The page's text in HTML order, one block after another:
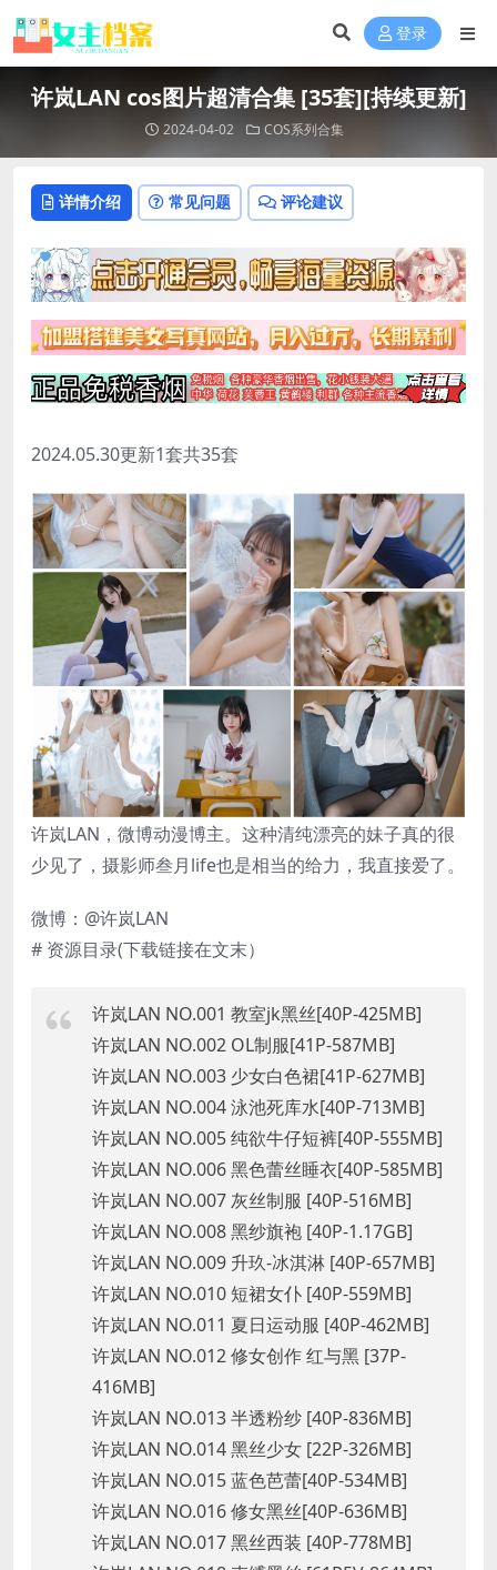
登录
许岚LAN cos图片超清合集 [35套][持续更新]
2024-04-02 COS系列合集
详情介绍 常见问题 评论建议
2024.05.30更新1套共35套
许岚LAN，微博动漫博主。这种清纯漂亮的妹子真的很
少见了，摄影师叁月life也是相当的给力，我直接爱了。
微博：@许岚LAN
# 资源目录(下载链接在文末）
许岚LAN NO.001 教室jk黑丝[40P-425MB]
许岚LAN NO.002 OL制服[41P-587MB]
许岚LAN NO.003 少女白色裙[41P-627MB]
许岚LAN NO.004 泳池死库水[40P-713MB]
许岚LAN NO.005 纯欲牛仔短裤[40P-555MB]
许岚LAN NO.006 黑色蕾丝睡衣[40P-585MB]
许岚LAN NO.007 灰丝制服 [40P-516MB]
许岚LAN NO.008 黑纱旗袍 [40P-1.17GB]
许岚LAN NO.009 升玖-冰淇淋 [40P-657MB]
许岚LAN NO.010 短裙女仆 [40P-559MB]
许岚LAN NO.011 夏日运动服 [40P-462MB]
许岚LAN NO.012 修女创作 红与黑 [37P-
416MB]
许岚LAN NO.013 半透粉纱 [40P-836MB]
许岚LAN NO.014 黑丝少女 [22P-326MB]
许岚LAN NO.015 蓝色芭蕾[40P-534MB]
许岚LAN NO.016 修女黑丝[40P-636MB]
许岚LAN NO.017 黑丝西装 [40P-778MB]